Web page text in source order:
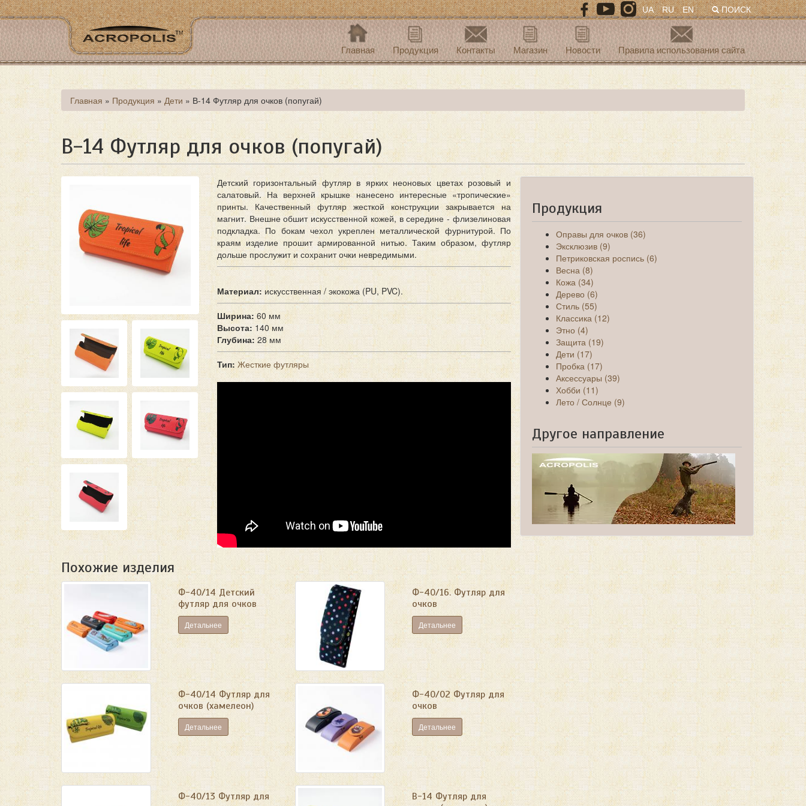
Перейти
к
основному
содержанию
ПОИСК
UA RU EN
Главная Продукция Контакты Магазин Новости Правила использования сайта
Вы
здесь
Главная » Продукция » Дети » В-14 Футляр для очков (попугай)
В-14 Футляр для очков (попугай)
Детский горизонтальный футляр в ярких неоновых цветах розовый и
салатовый. На верхней крышке нанесено интересные «тропические»
принты. Качественный футляр жесткой конструкции закрывается на
магнит. Внешне обшит искусственной кожей, в середине - флизелиновая
подкладка. По бокам чехол укреплен металлической фурнитурой. По
краям изделие прошит армированной нитью. Таким образом, футляр
дольше прослужит и сохранит очки невредимыми.
Материал: искусственная / экокожа (PU, PVC).
Ширина: 60 мм
Высота: 140 мм
Глубина: 28 мм
Тип: Жесткие футляры
Похожие изделия
Ф-40/14 Детский
футляр для очков
Детальнее
Ф-40/16. Футляр для
очков
Детальнее
Ф-40/14 Футляр для
очков (хамелеон)
Детальнее
Ф-40/02 Футляр для
очков
Детальнее
Ф-40/13 Футляр для
В-14 Футляр для
Продукция
Оправы для очков (36)
Эксклюзив (9)
Петриковская роспись (6)
Весна (8)
Кожа (34)
Дерево (6)
Стиль (55)
Классика (12)
Этно (4)
Защита (19)
Дети (17)
Пробка (17)
Аксессуары (39)
Хобби (11)
Лето / Солнце (9)
Другое направление